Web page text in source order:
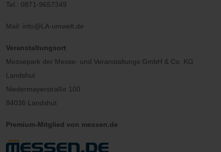
Tel.: 0871-9657349
Mail: info@LA-umwelt.de
Veranstaltungsort
Messepark der Messe- und Veranstaltungs GmbH & Co. KG
Landshut
Niedermayerstraße 100
84036 Landshut
Premium-Mitglied von messen.de